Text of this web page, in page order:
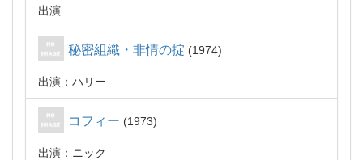
出演
秘密組織・非情の掟 1974
出演：ハリー
コフィー 1973
出演：ニック